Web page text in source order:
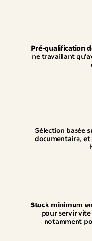
Pré-qualification
ne travaillant
Sélection basée
documentaire, et
Stock minimum
pour servir
notamment